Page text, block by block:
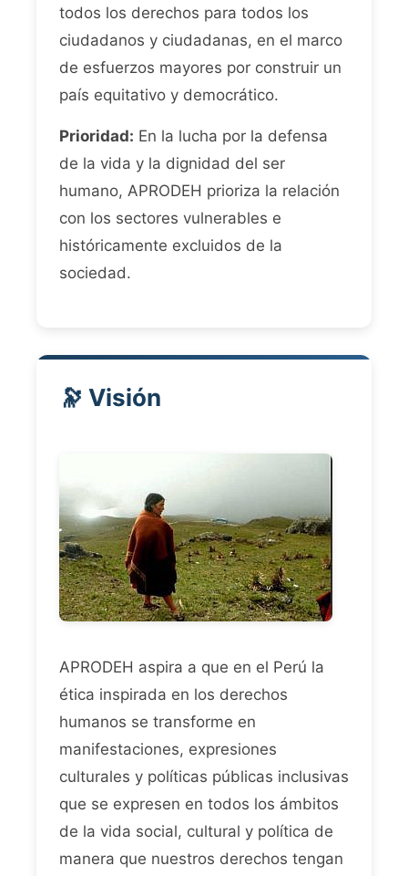
todos los derechos para todos los
ciudadanos y ciudadanas, en el marco
de esfuerzos mayores por construir un
país equitativo y democrático.
Prioridad: En la lucha por la defensa
de la vida y la dignidad del ser
humano, APRODEH prioriza la relación
con los sectores vulnerables e
históricamente excluidos de la
sociedad.
🔭 Visión
APRODEH aspira a que en el Perú la
ética inspirada en los derechos
humanos se transforme en
manifestaciones, expresiones
culturales y políticas públicas inclusivas
que se expresen en todos los ámbitos
de la vida social, cultural y política de
manera que nuestros derechos tengan